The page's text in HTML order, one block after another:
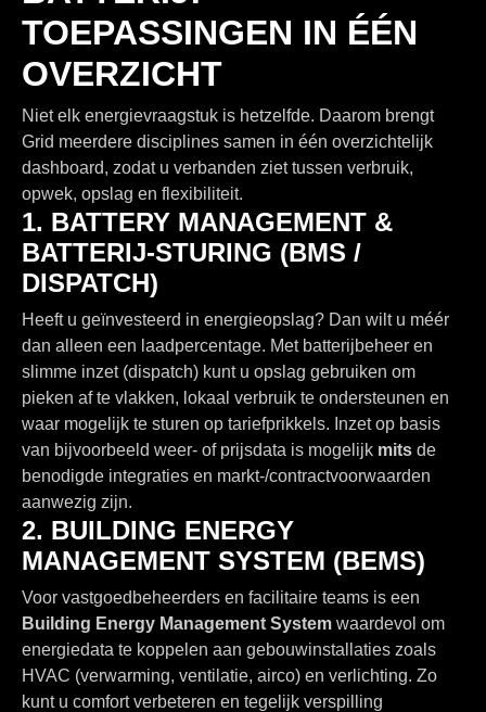
TOEPASSINGEN IN ÉÉN
OVERZICHT
Niet elk energievraagstuk is hetzelfde. Daarom brengt
Grid meerdere disciplines samen in één overzichtelijk
dashboard, zodat u verbanden ziet tussen verbruik,
opwek, opslag en flexibiliteit.
1. BATTERY MANAGEMENT &
BATTERIJ-STURING (BMS /
DISPATCH)
Heeft u geïnvesteerd in energieopslag? Dan wilt u méér
dan alleen een laadpercentage. Met batterijbeheer en
slimme inzet (dispatch) kunt u opslag gebruiken om
pieken af te vlakken, lokaal verbruik te ondersteunen en
waar mogelijk te sturen op tariefprikkels. Inzet op basis
van bijvoorbeeld weer- of prijsdata is mogelijk mits de
benodigde integraties en markt-/contractvoorwaarden
aanwezig zijn.
2. BUILDING ENERGY
MANAGEMENT SYSTEM (BEMS)
Voor vastgoedbeheerders en facilitaire teams is een
Building Energy Management System waardevol om
energiedata te koppelen aan gebouwinstallaties zoals
HVAC (verwarming, ventilatie, airco) en verlichting. Zo
kunt u comfort verbeteren en tegelijk verspilling